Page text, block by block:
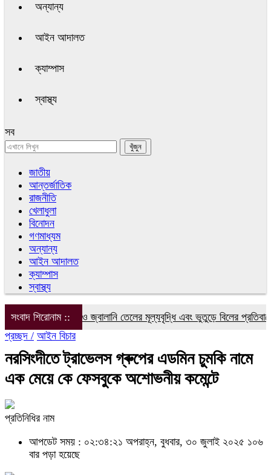
অন্যান্য
আইন আদালত
ক্যাম্পাস
স্বাস্থ্য
সব
জাতীয়
আন্তর্জাতিক
রাজনীতি
খেলাধুলা
বিনোদন
গণমাধ্যম
অন্যান্য
আইন আদালত
ক্যাম্পাস
স্বাস্থ্য
সংবাদ শিরোনাম ::
বিদ্যুৎ, গ্যাস ও জ্বালানি তেলের মূল্যবৃদ্ধি এবং ভুতুড়ে বিলের প্রতিবাদে
প্রচ্ছদ / আইন বিচার
নরসিংদীতে ট্রাভেলস গ্ৰুপের এডমিন চুমকি নামে
এক মেয়ে কে ফেসবুকে অশোভনীয় কমেন্টে
প্রতিনিধির নাম
আপডেট সময় : ০২:৩৪:২১ অপরাহ্ন, বুধবার, ৩০ জুলাই ২০২৫ ১০৬
বার পড়া হয়েছে